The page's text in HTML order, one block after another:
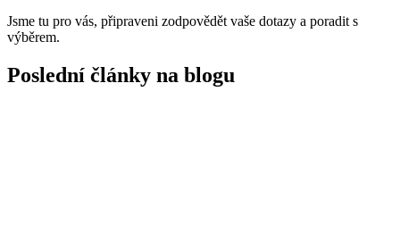
Jsme tu pro vás, připraveni zodpovědět vaše dotazy a poradit s
výběrem.
Poslední články na blogu